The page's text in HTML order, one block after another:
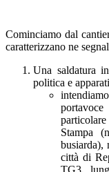
Cominciamo dal
caratterizzano ne
Una saldatura
politica e
Stampa
busiarda),
città di
TG3,